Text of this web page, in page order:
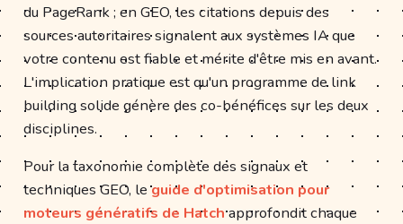
du PageRank ; en GEO, les citations depuis des
sources autoritaires signalent aux systèmes IA que
votre contenu est fiable et mérite d'être mis en avant.
L'implication pratique est qu'un programme de link
building solide génère des co-bénéfices sur les deux
disciplines.
Pour la taxonomie complète des signaux et
techniques GEO, leguide d'optimisation pour
moteurs génératifs de Hatchapprofondit chaque